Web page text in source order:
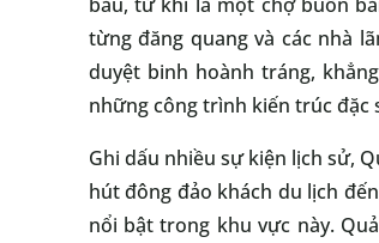
từng đăng quang và các nhà
duyệt binh hoành tráng,
những công trình kiến trúc đặc
Ghi dấu nhiều sự kiện lịch sử,
hút đông đảo khách du lịch
nổi bật trong khu vực này.